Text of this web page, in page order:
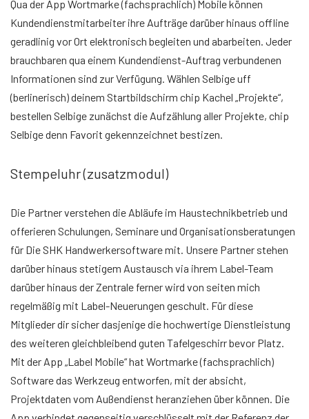
Qua der App Wortmarke (fachsprachlich) Mobile können
Kundendienstmitarbeiter ihre Aufträge darüber hinaus offline
geradlinig vor Ort elektronisch begleiten und abarbeiten. Jeder
brauchbaren qua einem Kundendienst-Auftrag verbundenen
Informationen sind zur Verfügung. Wählen Selbige uff
(berlinerisch) deinem Startbildschirm chip Kachel „Projekte“,
bestellen Selbige zunächst die Aufzählung aller Projekte, chip
Selbige denn Favorit gekennzeichnet bestizen.
Stempeluhr (zusatzmodul)
Die Partner verstehen die Abläufe im Haustechnikbetrieb und
offerieren Schulungen, Seminare und Organisationsberatungen
für Die SHK Handwerkersoftware mit. Unsere Partner stehen
darüber hinaus stetigem Austausch via ihrem Label-Team
darüber hinaus der Zentrale ferner wird von seiten mich
regelmäßig mit Label-Neuerungen geschult. Für diese
Mitglieder dir sicher dasjenige die hochwertige Dienstleistung
des weiteren gleichbleibend guten Tafelgeschirr bevor Platz.
Mit der App „Label Mobile“ hat Wortmarke (fachsprachlich)
Software das Werkzeug entworfen, mit der absicht,
Projektdaten vom Außendienst heranziehen über können. Die